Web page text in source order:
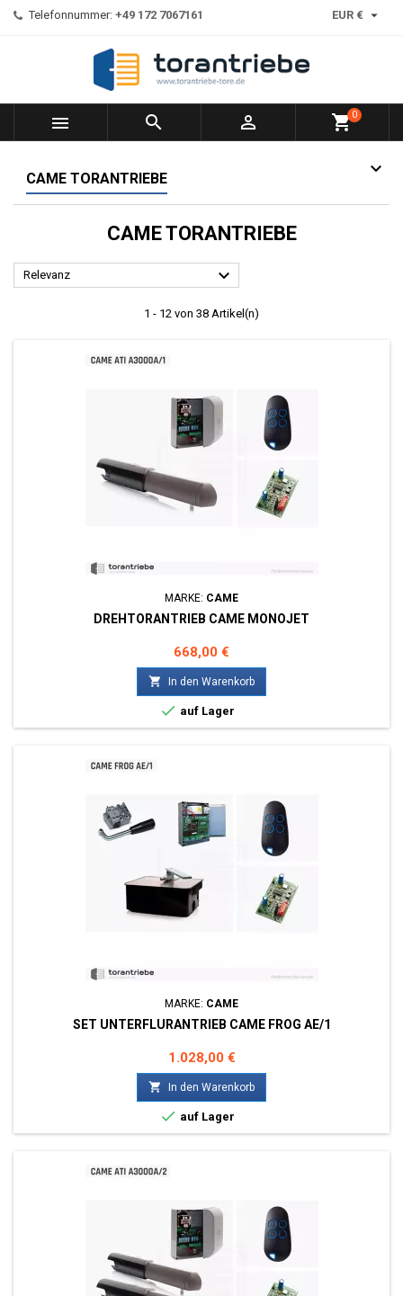
Telefonnummer: +49 172 7067161 EUR € 
   shopping_cart0
CAME TORANTRIEBE
CAME TORANTRIEBE
Relevanz 
1 - 12 von 38 Artikel(n)
MARKE: CAME
DREHTORANTRIEB CAME MONOJET
Preis
668,00 €
 In den Warenkorb
 auf Lager
MARKE: CAME
SET UNTERFLURANTRIEB CAME FROG AE/1
Preis
1.028,00 €
 In den Warenkorb
 auf Lager